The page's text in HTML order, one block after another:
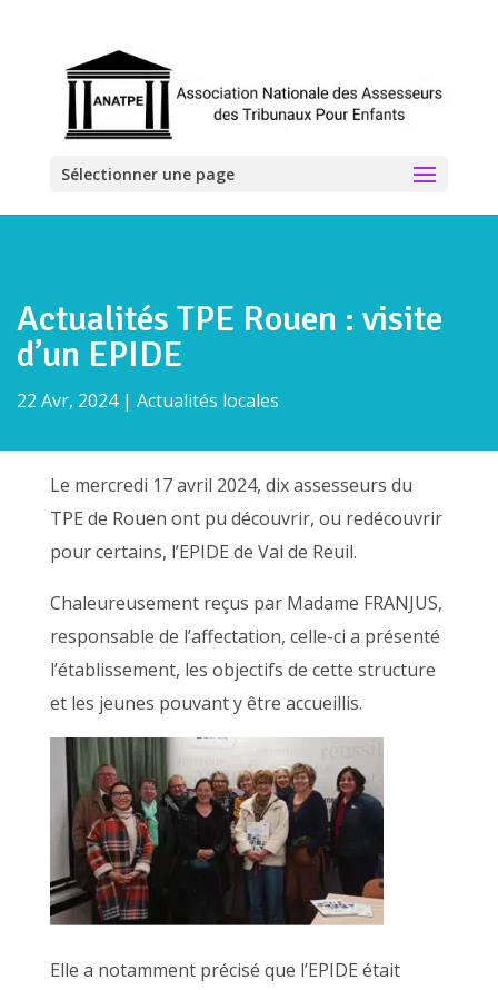
Sélectionner une page
Actualités TPE Rouen : visite
d’un EPIDE
22 Avr, 2024| Actualités locales
Le mercredi 17 avril 2024, dix assesseurs du
TPE de Rouen ont pu découvrir, ou redécouvrir
pour certains, l’EPIDE de Val de Reuil.
Chaleureusement reçus par Madame FRANJUS,
responsable de l’affectation, celle-ci a présenté
l’établissement, les objectifs de cette structure
et les jeunes pouvant y être accueillis.
Elle a notamment précisé que l’EPIDE était